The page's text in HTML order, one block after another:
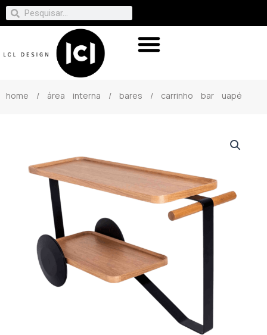
home / área interna / bares / carrinho bar uapé